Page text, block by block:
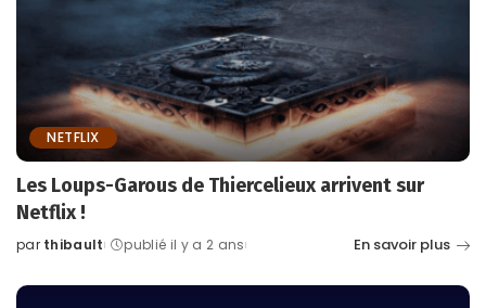
NETFLIX
Les Loups-Garous de Thiercelieux arrivent sur
Netflix !
Posted
par thibault publié il y a 2 ans En savoir plus